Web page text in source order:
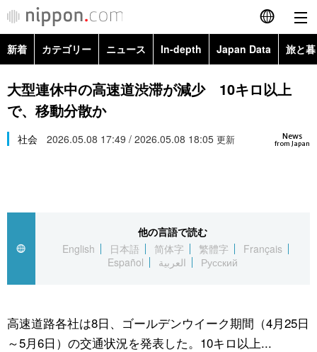
English
简体字
Русский
カテゴリー
経済・ビジネス
国際
文化
トップ
アーカイブ
In-depth
Japan Data
動画/Live
新着 カテゴリー ニュース In-depth Japan Data 旅と
政治・外交
経済・ビジネス
スポーツ・東京2020
Topics
大型連休中の高速道渋滞が減少 10キロ以上
で、移動分散か
News
from Japan
社会 2026.05.08 17:49 / 2026.05.08 18:05 更新
他の言語で読む
English
日本語 简体字 繁體字
Français
Español
العربية Русский
高速道路各社は8日、ゴールデンウイーク期間（4月25日
～5月6日）の交通状況を発表した。10キロ以上...